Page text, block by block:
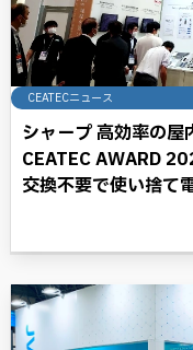
CEATECニュース
シャープ 高効率の
CEATEC AWARD
交換不要で使い捨て